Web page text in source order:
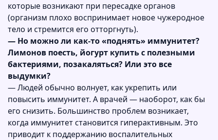
которые возникают при пересадке органов
(организм плохо воспринимает новое чужеродное
тело и стремится его отторгнуть).
— Но можно ли как-то «поднять» иммунитет?
Лимонов поесть, йогурт купить с полезными
бактериями, позакаляться? Или это все
выдумки?
— Людей обычно волнует, как укрепить или
повысить иммунитет. А врачей — наоборот, как бы
его снизить. Большинство проблем возникает,
когда иммунитет становится гиперактивным. Это
приводит к поддержанию воспалительных